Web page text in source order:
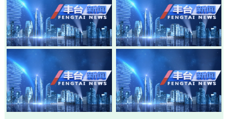
20260803-丰台新闻
20260730-丰台新闻